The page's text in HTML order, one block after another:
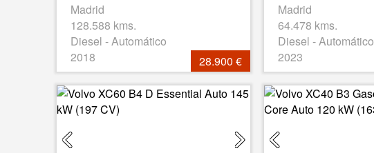
Madrid
128.588 kms.
Diesel - Automático
2018
28.900 €
Madrid
64.478 kms.
Diesel - Automático
2023